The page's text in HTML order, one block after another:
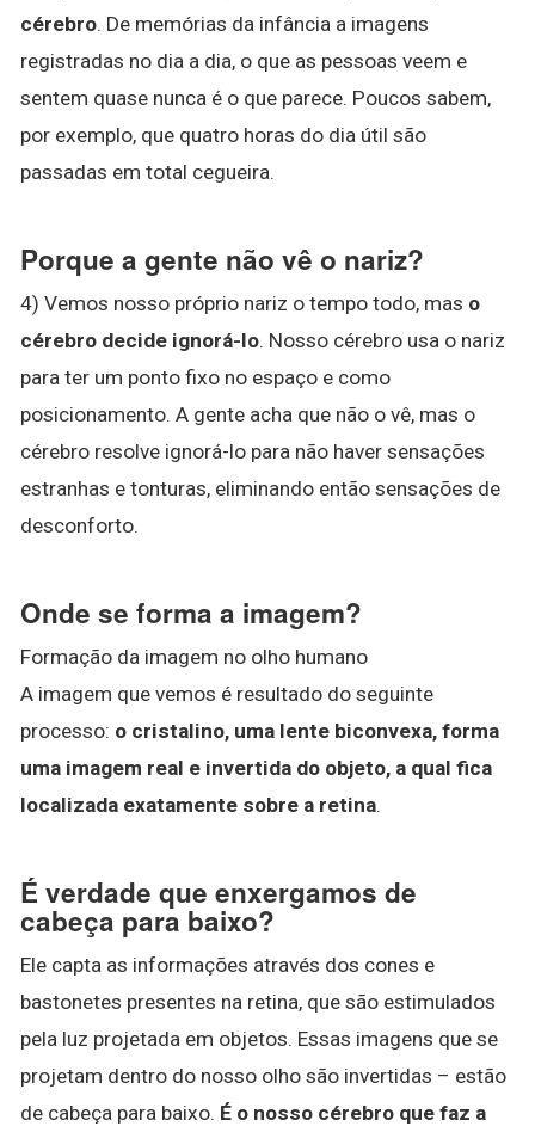
cérebro. De memórias da infância a imagens
registradas no dia a dia, o que as pessoas veem e
sentem quase nunca é o que parece. Poucos sabem,
por exemplo, que quatro horas do dia útil são
passadas em total cegueira.
Porque a gente não vê o nariz?
4) Vemos nosso próprio nariz o tempo todo, mas o
cérebro decide ignorá-lo. Nosso cérebro usa o nariz
para ter um ponto fixo no espaço e como
posicionamento. A gente acha que não o vê, mas o
cérebro resolve ignorá-lo para não haver sensações
estranhas e tonturas, eliminando então sensações de
desconforto.
Onde se forma a imagem?
Formação da imagem no olho humano
A imagem que vemos é resultado do seguinte
processo: o cristalino, uma lente biconvexa, forma
uma imagem real e invertida do objeto, a qual fica
localizada exatamente sobre a retina.
É verdade que enxergamos de
cabeça para baixo?
Ele capta as informações através dos cones e
bastonetes presentes na retina, que são estimulados
pela luz projetada em objetos. Essas imagens que se
projetam dentro do nosso olho são invertidas – estão
de cabeça para baixo. É o nosso cérebro que faz a